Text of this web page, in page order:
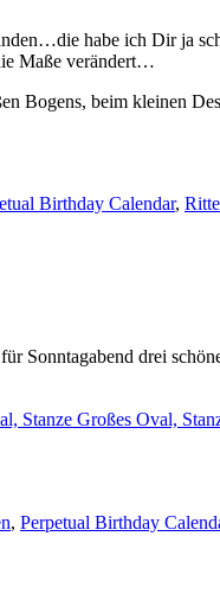
habe ich Dir ja
Maße verändert…
Bogens, beim kleinen
Birthday Calendar,
Sonntagabend drei
, Perpetual Birthday